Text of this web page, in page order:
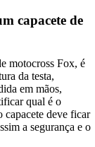
capacete de
motocross Fox, é
da testa,
em mãos,
qual é o
capacete deve ficar
a segurança e o